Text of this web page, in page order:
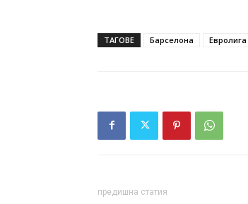
ТАГОВЕ Барселона Евролига
предишна статия